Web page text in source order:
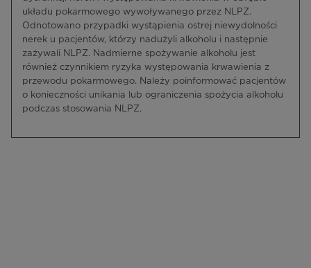
układu pokarmowego wywoływanego przez NLPZ.
Odnotowano przypadki wystąpienia ostrej niewydolności
nerek u pacjentów, którzy nadużyli alkoholu i następnie
zażywali NLPZ. Nadmierne spożywanie alkoholu jest
również czynnikiem ryzyka występowania krwawienia z
przewodu pokarmowego. Należy poinformować pacjentów
o konieczności unikania lub ograniczenia spożycia alkoholu
podczas stosowania NLPZ.